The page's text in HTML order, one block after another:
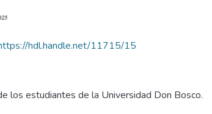
hdl.handle.net/11715/15
los estudiantes de la Universidad Don Bosco.